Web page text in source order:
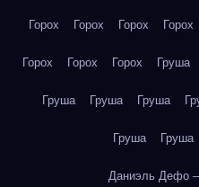
Горох Горох Горох Горох
Горох Горох Горох Груша
Груша Груша Груша
Груша Груша
Даниэль Дефо